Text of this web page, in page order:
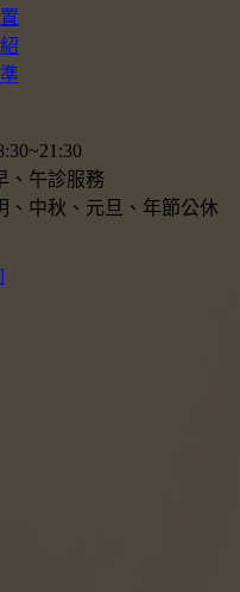
、午診服務
、中秋、元旦、年節公休